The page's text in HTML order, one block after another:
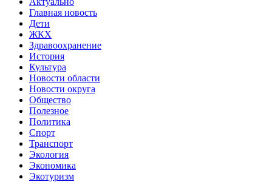
Главная новость
Дети
ЖКХ
Здравоохранение
История
Культура
Новости области
Новости округа
Общество
Полезное
Политика
Спорт
Транспорт
Экология
Экономика
Экотуризм